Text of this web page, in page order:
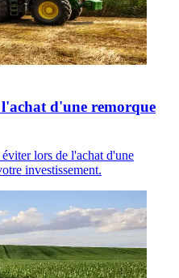
d'une remorque
lors de l'achat d'une
investissement.